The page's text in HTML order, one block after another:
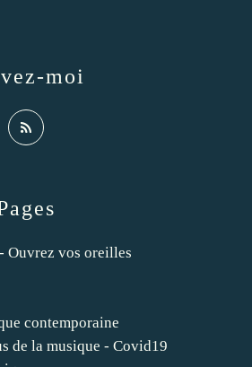
Ouvrez vos oreilles
contemporaine
de la musique - Covid19
moi